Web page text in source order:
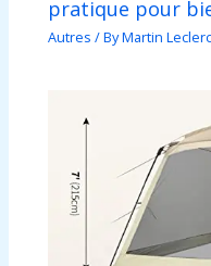
pratique pour
Autres / ByMartin Leclerc